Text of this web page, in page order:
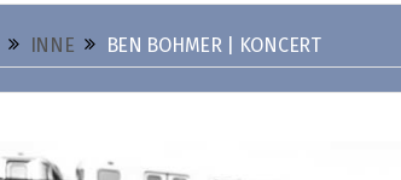
INNE BEN BOHMER | KONCERT